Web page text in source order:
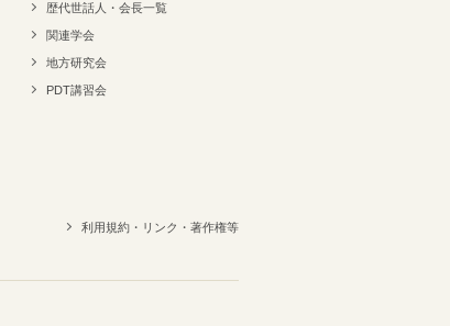
歴代世話人・会長一覧
関連学会
地方研究会
PDT講習会
利用規約・リンク・著作権等